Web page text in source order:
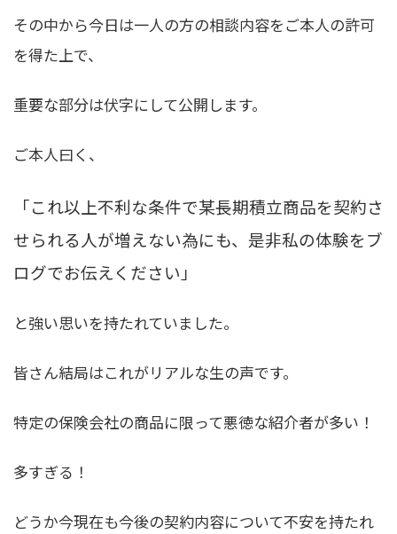
その中から今日は一人の方の相談内容をご本人の許可
を得た上で、
重要な部分は伏字にして公開します。
ご本人曰く、
「これ以上不利な条件で某長期積立商品を契約さ
せられる人が増えない為にも、是非私の体験をブ
ログでお伝えください」
と強い思いを持たれていました。
皆さん結局はこれがリアルな生の声です。
特定の保険会社の商品に限って悪徳な紹介者が多い！
多すぎる！
どうか今現在も今後の契約内容について不安を持たれ